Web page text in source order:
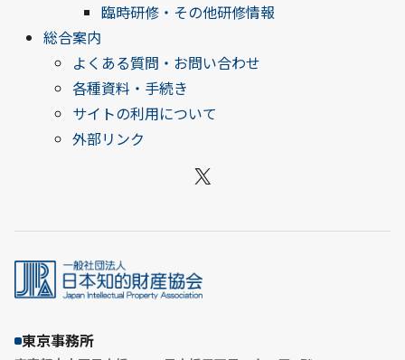
臨時研修・その他研修情報
総合案内
よくある質問・お問い合わせ
各種資料・手続き
サイトの利用について
外部リンク
X
東京事務所